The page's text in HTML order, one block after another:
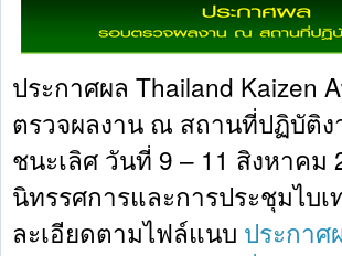
ประกาศผล Thailand Kaizen
ตรวจผลงาน ณ สถานที่ปฏิบัติง
ชนะเลิศ วันที่ 9 – 11 สิงหาค
นิทรรศการและการประชุมไบ
ละเอียดตามไฟล์แนบ ประกาศ